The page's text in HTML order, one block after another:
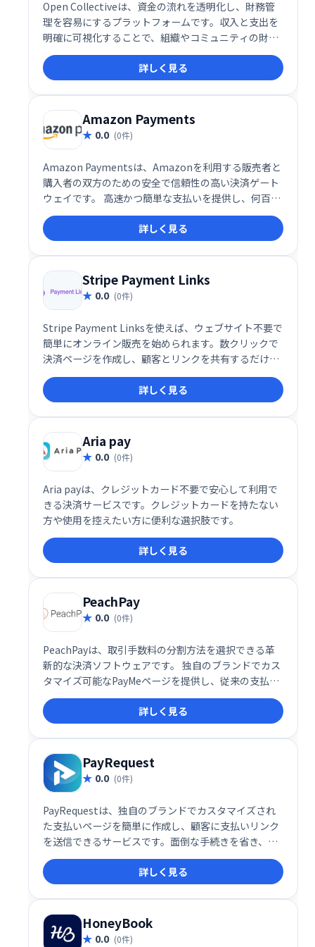
Open Collectiveは、資金の流れを透明化し、財務管
理を容易にするプラットフォームです。収入と支出を
明確に可視化することで、組織やコミュニティの財務
状況を誰でも確認できます。信頼性の高い資金管理を
実現し、より良い協働を促進します。
詳しく見る
Amazon Payments
0.0 (0件)
Amazon Paymentsは、Amazonを利用する販売者と
購入者の双方のための安全で信頼性の高い決済ゲート
ウェイです。 高速かつ簡単な支払いを提供し、何百万
人ものユーザーに対応しています。「Pay With
Amazon」と「Log In And Pay」の2つのパッケージ
で、スムーズな取引を実現します。
詳しく見る
Stripe Payment Links
0.0 (0件)
Stripe Payment Linksを使えば、ウェブサイト不要で
簡単にオンライン販売を始められます。数クリックで
決済ページを作成し、顧客とリンクを共有するだけ。
コーディング不要で、誰でも手軽にオンライン決済を
受け付けられます。
詳しく見る
Aria pay
0.0 (0件)
Aria payは、クレジットカード不要で安心して利用で
きる決済サービスです。クレジットカードを持たない
方や使用を控えたい方に便利な選択肢です。
詳しく見る
PeachPay
0.0 (0件)
PeachPayは、取引手数料の分割方法を選択できる革
新的な決済ソフトウェアです。 独自のブランドでカス
タマイズ可能なPayMeページを提供し、従来の支払い
方法に加え、選択した暗号通貨にも対応しています。
柔軟な手数料設定と多様な支払い手段により、スムー
ズな決済を実現します。
詳しく見る
PayRequest
0.0 (0件)
PayRequestは、独自のブランドでカスタマイズされ
た支払いページを簡単に作成し、顧客に支払いリンク
を送信できるサービスです。面倒な手続きを省き、ス
ムーズな決済を実現します。顧客体験を向上させ、売
上増加に貢献します。詳しく見る
HoneyBook
0.0 (0件)